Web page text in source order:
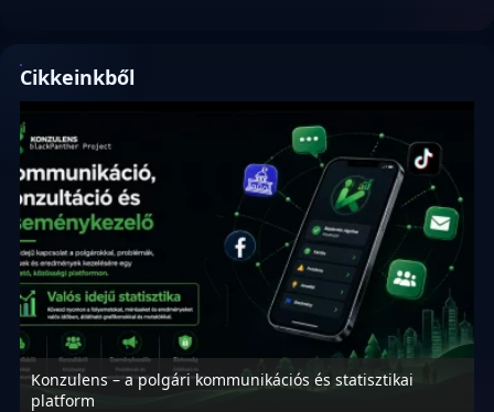
Cikkeinkből
Konzulens – a polgári kommunikációs és statisztikai
platform